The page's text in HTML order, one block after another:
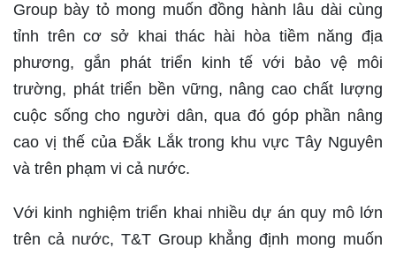
Group bày tỏ mong muốn đồng hành lâu dài cùng
tỉnh trên cơ sở khai thác hài hòa tiềm năng địa
phương, gắn phát triển kinh tế với bảo vệ môi
trường, phát triển bền vững, nâng cao chất lượng
cuộc sống cho người dân, qua đó góp phần nâng
cao vị thế của Đắk Lắk trong khu vực Tây Nguyên
và trên phạm vi cả nước.
Với kinh nghiệm triển khai nhiều dự án quy mô lớn
trên cả nước, T&T Group khẳng định mong muốn